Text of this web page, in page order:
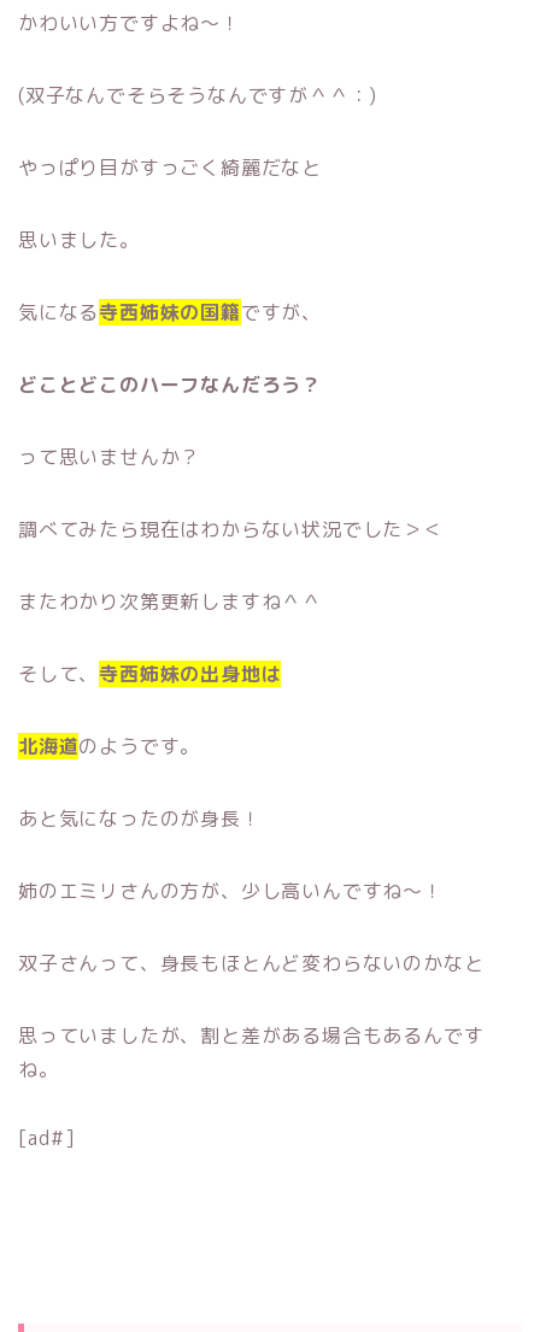
かわいい方ですよね〜！
(双子なんでそらそうなんですが＾＾：)
やっぱり目がすっごく綺麗だなと
思いました。
気になる寺西姉妹の国籍ですが、
どことどこのハーフなんだろう？
って思いませんか？
調べてみたら現在はわからない状況でした＞＜
またわかり次第更新しますね＾＾
そして、 寺西姉妹の出身地は
北海道のようです。
あと気になったのが身長！
姉のエミリさんの方が、少し高いんですね〜！
双子さんって、身長もほとんど変わらないのかなと
思っていましたが、割と差がある場合もあるんです
ね。
[ad#]